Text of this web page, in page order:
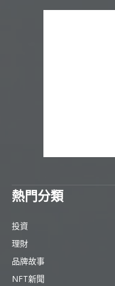
熱門分類
投資
理財
品牌故事
NFT新聞